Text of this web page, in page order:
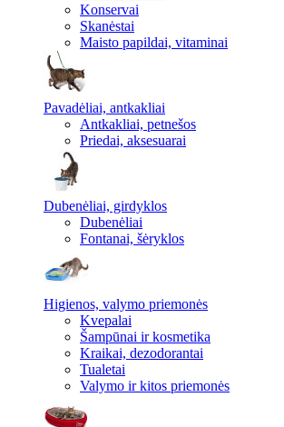
Konservai
Skanėstai
Maisto papildai, vitaminai
Pavadėliai, antkakliai
Antkakliai, petnešos
Priedai, aksesuarai
Dubenėliai, girdyklos
Dubenėliai
Fontanai, šėryklos
Higienos, valymo priemonės
Kvepalai
Šampūnai ir kosmetika
Kraikai, dezodorantai
Tualetai
Valymo ir kitos priemonės